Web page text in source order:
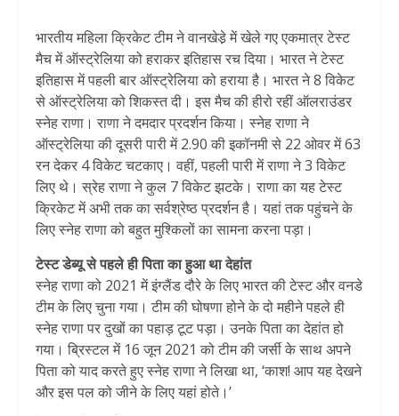
भारतीय महिला क्रिकेट टीम ने वानखेडे़ में खेले गए एकमात्र टेस्ट
मैच में ऑस्ट्रेलिया को हराकर इतिहास रच दिया। भारत ने टेस्ट
इतिहास में पहली बार ऑस्ट्रेलिया को हराया है। भारत ने 8 विकेट
से ऑस्ट्रेलिया को शिकस्त दी। इस मैच की हीरो रहीं ऑलराउंडर
स्नेह राणा। राणा ने दमदार प्रदर्शन किया। स्नेह राणा ने
ऑस्ट्रेलिया की दूसरी पारी में 2.90 की इकॉनमी से 22 ओवर में 63
रन देकर 4 विकेट चटकाए। वहीं, पहली पारी में राणा ने 3 विकेट
लिए थे। स्रेह राणा ने कुल 7 विकेट झटके। राणा का यह टेस्ट
क्रिकेट में अभी तक का सर्वश्रेष्ठ प्रदर्शन है। यहां तक पहुंचने के
लिए स्नेह राणा को बहुत मुश्किलों का सामना करना पड़ा।
टेस्ट डेब्यू से पहले ही पिता का हुआ था देहांत
स्नेह राणा को 2021 में इंग्लैंड दौरे के लिए भारत की टेस्ट और वनडे
टीम के लिए चुना गया। टीम की घोषणा होने के दो महीने पहले ही
स्नेह राणा पर दुखों का पहाड़ टूट पड़ा। उनके पिता का देहांत हो
गया। ब्रिस्टल में 16 जून 2021 को टीम की जर्सी के साथ अपने
पिता को याद करते हुए स्नेह राणा ने लिखा था, ‘काश! आप यह देखने
और इस पल को जीने के लिए यहां होते।’